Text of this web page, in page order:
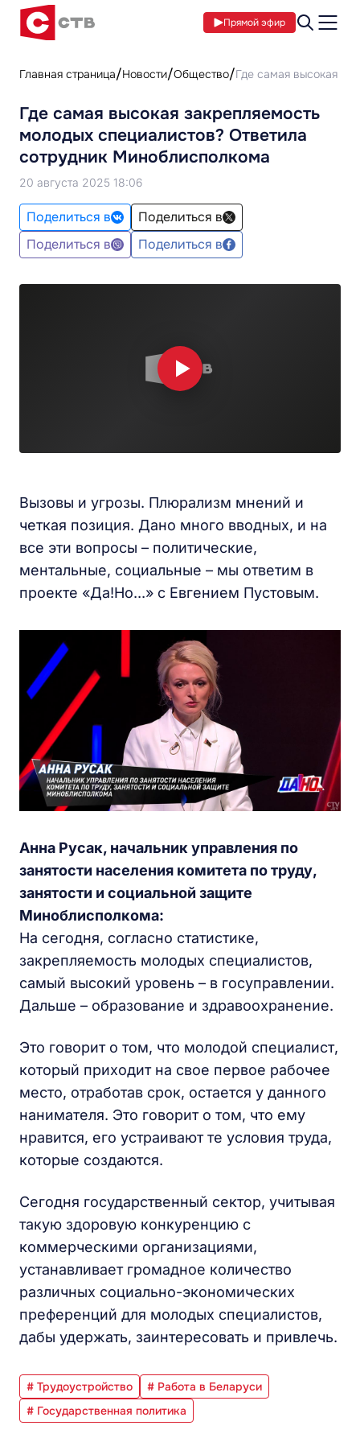
Прямой эфир
Главная страница Новости Общество Где самая высокая
Где самая высокая закрепляемость
молодых специалистов? Ответила
сотрудник Миноблисполкома
20 августа 2025 18:06
Поделиться в
Поделиться в
Поделиться в
Поделиться в
Вызовы и угрозы. Плюрализм мнений и
четкая позиция. Дано много вводных, и на
все эти вопросы – политические,
ментальные, социальные – мы ответим в
проекте «Да!Но...» с Евгением Пустовым.
Анна Русак, начальник управления по
занятости населения комитета по труду,
занятости и социальной защите
Миноблисполкома:
На сегодня, согласно статистике,
закрепляемость молодых специалистов,
самый высокий уровень – в госуправлении.
Дальше – образование и здравоохранение.
Это говорит о том, что молодой специалист,
который приходит на свое первое рабочее
место, отработав срок, остается у данного
нанимателя. Это говорит о том, что ему
нравится, его устраивают те условия труда,
которые создаются.
Сегодня государственный сектор, учитывая
такую здоровую конкуренцию с
коммерческими организациями,
устанавливает громадное количество
различных социально-экономических
преференций для молодых специалистов,
дабы удержать, заинтересовать и привлечь.
# Трудоустройство
# Работа в Беларуси
# Государственная политика